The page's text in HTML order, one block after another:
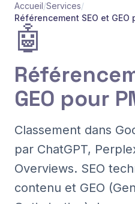
Accueil/Services/
Référencement SEO et GEO
🤖
GEO pour
Classement dans
par ChatGPT,
Overviews. SEO
contenu et GEO